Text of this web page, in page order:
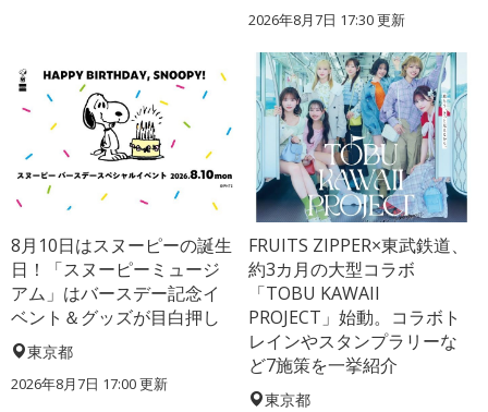
2026年8月7日 17:30更新
8月10日はスヌーピーの誕生
日！「スヌーピーミュージ
アム」はバースデー記念イ
ベント＆グッズが目白押し
東京都
2026年8月7日 17:00更新
FRUITS ZIPPER×東武鉄道、
約3カ月の大型コラボ
「TOBU KAWAII
PROJECT」始動。コラボト
レインやスタンプラリーな
ど7施策を一挙紹介
東京都